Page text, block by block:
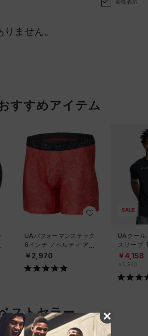
全色表示
ません。
すすめアイテム
UAパフォーマンステック
6インチ ノベルティ アン
ダーウェア（トレーニン
グ/MEN）
￥2,970
SALE
UAクール
スリーブ
ーニング/
￥4,158
￥5,940
ストセラー